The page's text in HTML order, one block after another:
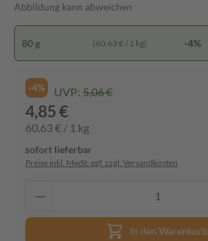
Abbildung kann abweichen
80 g (60,63 € / 1 kg) -4%
-4% UVP: 5,06 €
4,85 €
60,63 € / 1 kg
sofort lieferbar
Preise inkl. MwSt. ggf. zzgl. Versandkosten
In den Warenkorb